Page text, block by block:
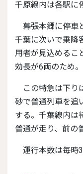
千原線内は各駅に
幕張本郷に停車とするのは、千葉線の途中駅で京成
千葉に次いで乗降
用者が見込めるこ
効長が6両のため。
この特急は下りは小岩と東中山、上りは東中山と高
砂で普通列車を追
する。千葉線内は
普通が走り、前の
運行本数は毎